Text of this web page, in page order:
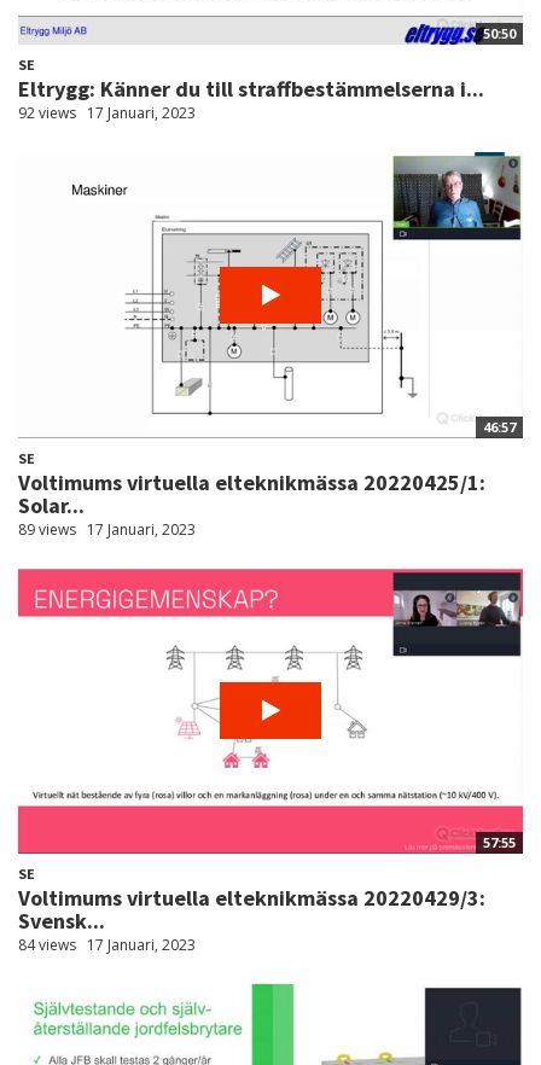
50:50
SE
Eltrygg: Känner du till straffbestämmelserna i...
92 views 17 Januari, 2023
46:57
SE
Voltimums virtuella elteknikmässa 20220425/1:
Solar...
89 views 17 Januari, 2023
57:55
SE
Voltimums virtuella elteknikmässa 20220429/3:
Svensk...
84 views 17 Januari, 2023